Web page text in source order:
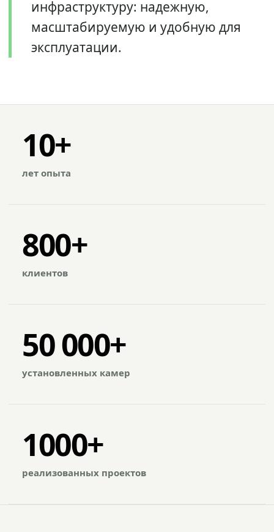
инфраструктуру: надежную,
масштабируемую и удобную для
эксплуатации.
10+
лет опыта
800+
клиентов
50 000+
установленных камер
1000+
реализованных проектов